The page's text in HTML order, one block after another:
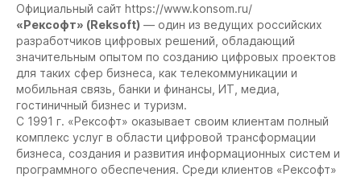
Официальный сайт https://www.konsom.ru/
«Рексофт» (Reksoft) — один из ведущих российских
разработчиков цифровых решений, обладающий
значительным опытом по созданию цифровых проектов
для таких сфер бизнеса, как телекоммуникации и
мобильная связь, банки и финансы, ИТ, медиа,
гостиничный бизнес и туризм.
С 1991 г. «Рексофт» оказывает своим клиентам полный
комплекс услуг в области цифровой трансформации
бизнеса, создания и развития информационных систем и
программного обеспечения. Среди клиентов «Рексофт»